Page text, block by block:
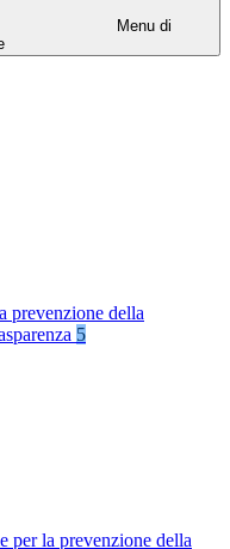
Menu di
prevenzione della
5
per la prevenzione della